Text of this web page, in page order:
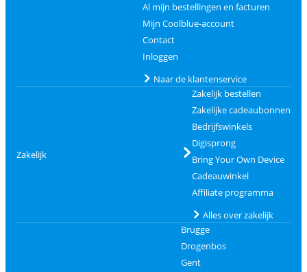
Al mijn bestellingen en facturen
Mijn Coolblue-account
Contact
Inloggen
Naar de klantenservice
Zakelijk
Zakelijk bestellen
Zakelijke cadeaubonnen
Bedrijfswinkels
Digisprong
Bring Your Own Device
Cadeauwinkel
Affiliate programma
Alles over zakelijk
Brugge
Drogenbos
Gent